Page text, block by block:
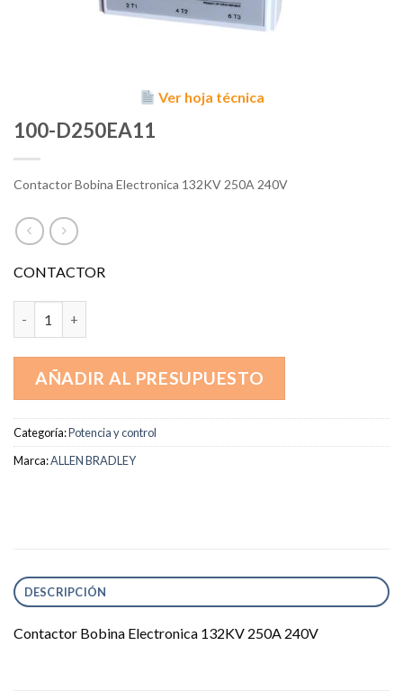
Ver hoja técnica
100-D250EA11
Contactor Bobina Electronica 132KV 250A 240V
CONTACTOR
AÑADIR AL PRESUPUESTO
Categoría:Potencia y control
Marca:ALLEN BRADLEY
DESCRIPCIÓN
Contactor Bobina Electronica 132KV 250A 240V